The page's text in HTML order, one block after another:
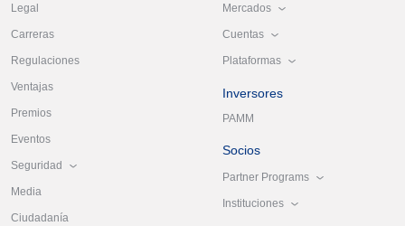
Legal
Carreras
Regulaciones
Ventajas
Premios
Eventos
Seguridad
Media
Ciudadanía
Mercados
Cuentas
Plataformas
Inversores
PAMM
Socios
Partner Programs
Instituciones